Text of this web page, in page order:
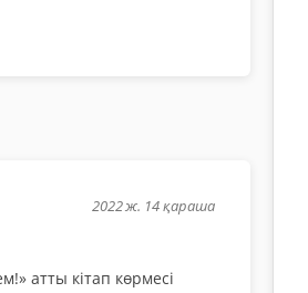
2022 ж. 14 қараша
атты кітап көрмесі